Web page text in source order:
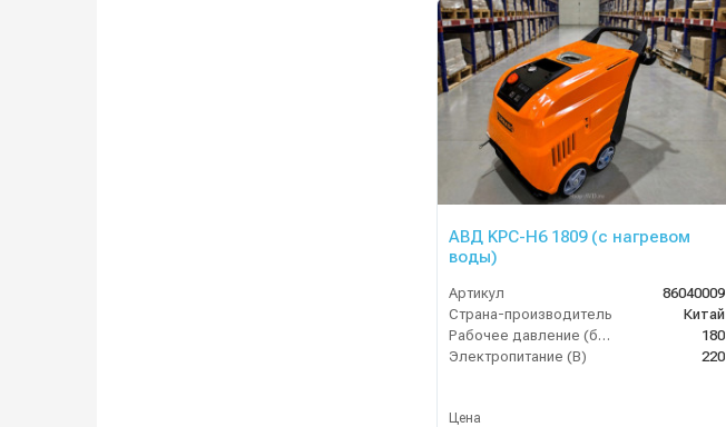
АВД KPC-H6 1809 (с нагревом
воды)
Артикул
86040009
Страна-производитель
Китай
Рабочее давление (бар)
180
Электропитание (В)
220
Цена